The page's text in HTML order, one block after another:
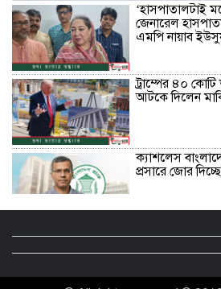
‘হাসপাতালটাই
জেনারেল
এমপি নায়াব
ট্রাম্পের ৪০
আটকে দিলেন
ক্যাশলেস
প্রসারে জোর
লিবিয়া থেকে